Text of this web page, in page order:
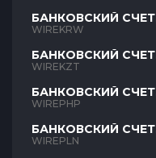
БАНКОВСКИЙ СЧЕТ
KRW
WIREKRW
БАНКОВСКИЙ СЧЕТ
KZT
WIREKZT
БАНКОВСКИЙ СЧЕТ
PHP
WIREPHP
БАНКОВСКИЙ СЧЕТ
PLN
WIREPLN